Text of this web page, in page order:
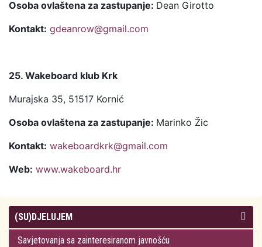
Osoba ovlaštena za zastupanje: Dean Girotto
Kontakt: gdeanrow@gmail.com
25. Wakeboard klub Krk
Murajska 35, 51517 Kornić
Osoba ovlaštena za zastupanje: Marinko Žic
Kontakt: wakeboardkrk@gmail.com
Web: www.wakeboard.hr
(SU)DJELUJEM
Savjetovanja sa zainteresiranom javnošću